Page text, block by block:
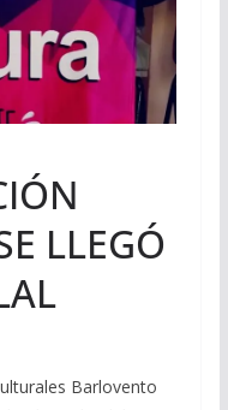
LLEGÓ
Barlovento